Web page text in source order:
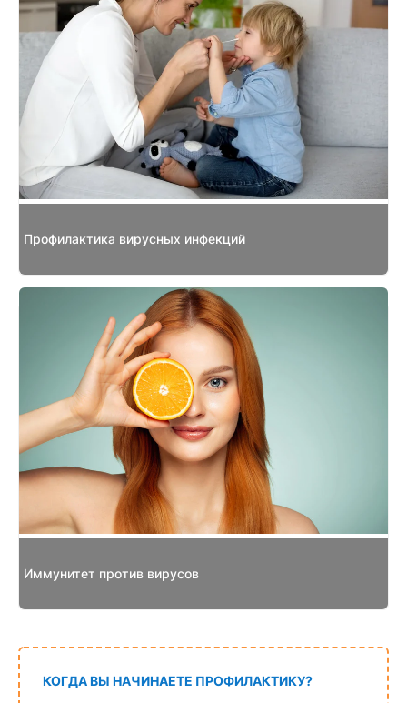
Профилактика вирусных инфекций
Иммунитет против вирусов
КОГДА ВЫ НАЧИНАЕТЕ ПРОФИЛАКТИКУ?